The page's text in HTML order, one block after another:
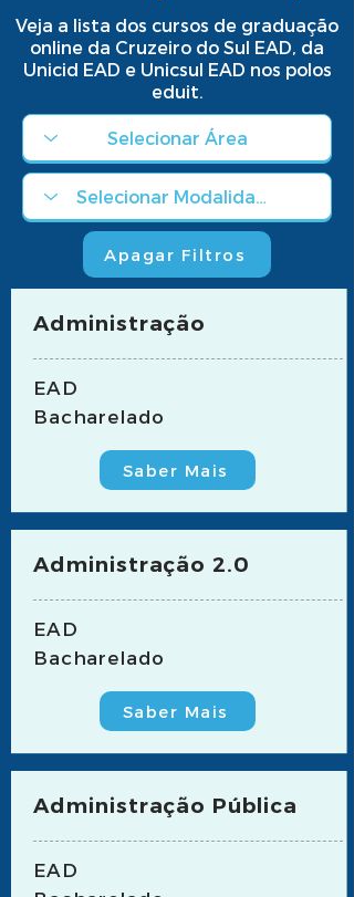
Veja a lista dos cursos de graduação
online da Cruzeiro do Sul EAD, da
Unicid EAD e Unicsul EAD nos polos
eduit.
Apagar Filtros
Administração
EAD
Bacharelado
Saber Mais
Administração 2.0
EAD
Bacharelado
Saber Mais
Administração Pública
EAD